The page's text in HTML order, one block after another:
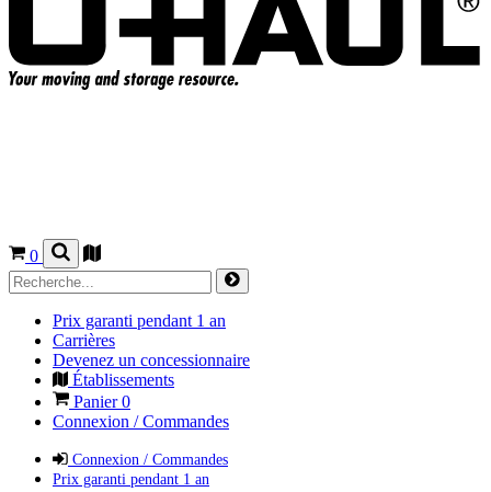
0
Prix garanti pendant 1 an
Carrières
Devenez un concessionnaire
Établissements
Panier0
Connexion / Commandes
Connexion / Commandes
Prix garanti pendant 1 an